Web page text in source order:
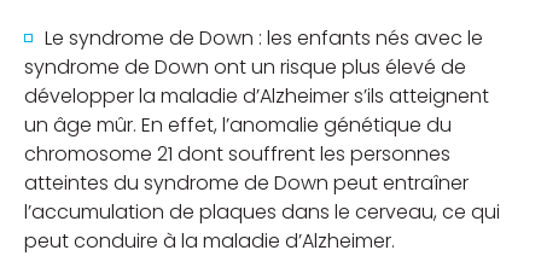
Le syndrome de Down : les enfants nés avec le
syndrome de Down ont un risque plus élevé de
développer la maladie d’Alzheimer s’ils atteignent
un âge mûr. En effet, l’anomalie génétique du
chromosome 21 dont souffrent les personnes
atteintes du syndrome de Down peut entraîner
l’accumulation de plaques dans le cerveau, ce qui
peut conduire à la maladie d’Alzheimer.